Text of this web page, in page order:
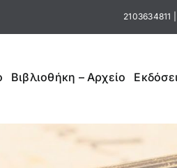
2103634811
Βιβλιοθήκη – Αρχείο